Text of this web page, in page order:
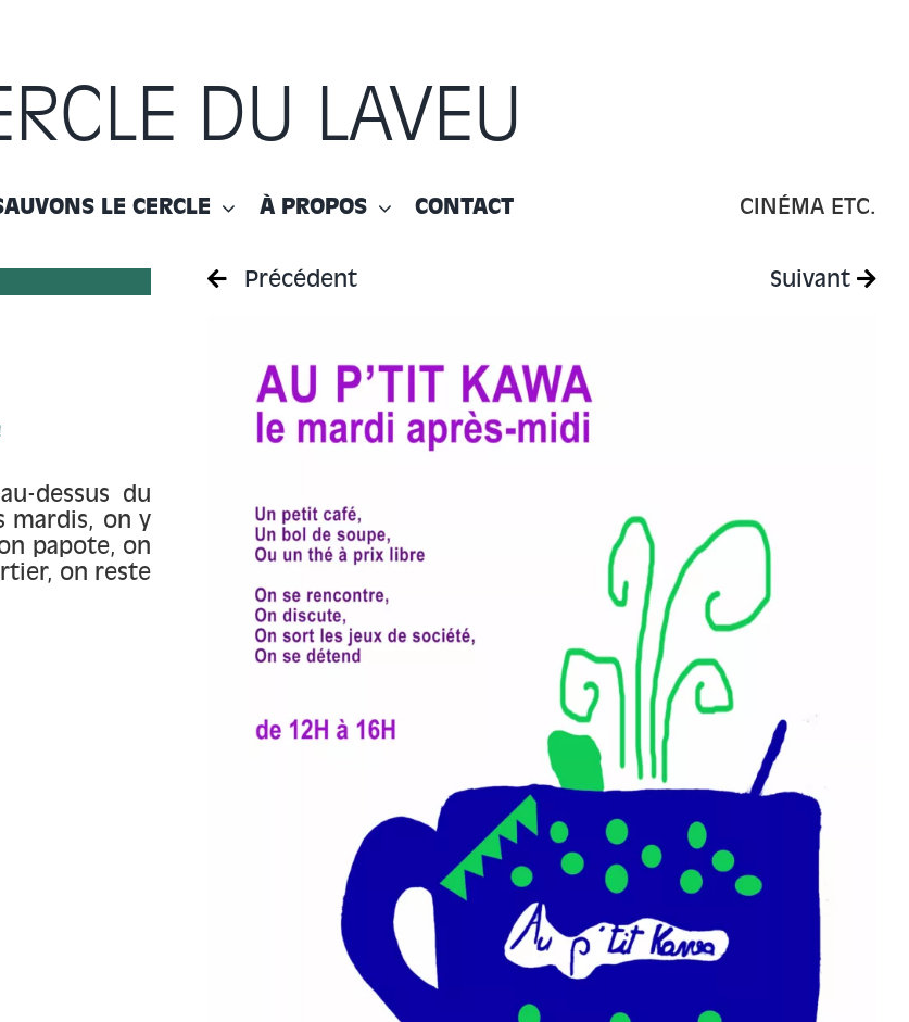
DU LAVEU
LE CERCLE À PROPOS CONTACT CINÉMA ETC.
dessus du
mardis, on y
papote, on
on reste
Précédent Suivant